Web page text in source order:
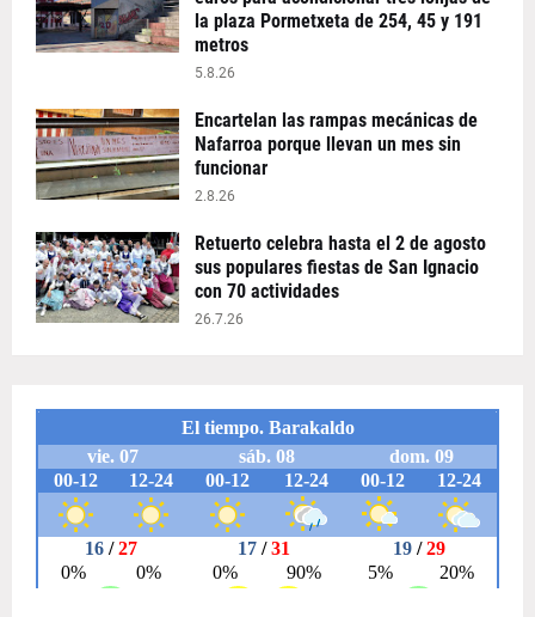
la plaza Pormetxeta de 254, 45 y 191
metros
5.8.26
Encartelan las rampas mecánicas de
Nafarroa porque llevan un mes sin
funcionar
2.8.26
Retuerto celebra hasta el 2 de agosto
sus populares fiestas de San Ignacio
con 70 actividades
26.7.26